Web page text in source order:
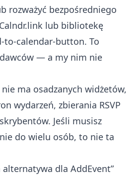
rozważyć bezpośredniego
lub bibliotekę
to-calendar-button. To
— a my nim nie
ma osadzanych widżetów,
wydarzeń, zbierania RSVP
Jeśli musisz
do wielu osób, to nie ta
alternatywa dla AddEvent”